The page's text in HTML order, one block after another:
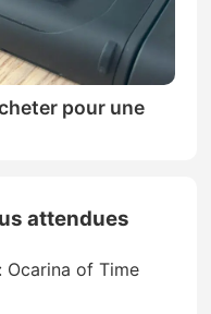
pour une
attendues
Ocarina of Time